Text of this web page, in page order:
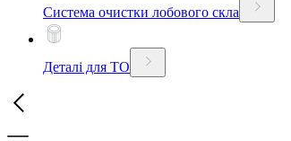
Система очистки лобового скла
Деталі для ТО